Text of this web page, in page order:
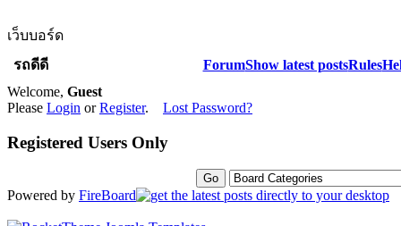
เว็บบอร์ด
รถดีดี
ForumShow latest postsRules
Welcome, Guest
Please Login orRegister. Lost Password?
Registered Users Only
Powered by FireBoard